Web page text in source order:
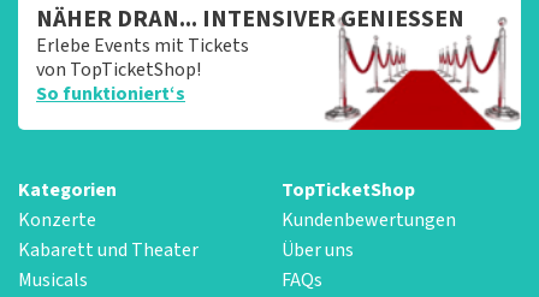
NÄHER DRAN... INTENSIVER GENIESSEN
Erlebe Events mit Tickets
von TopTicketShop!
So funktioniert‘s
Kategorien
Konzerte
Kabarett und Theater
Musicals
TopTicketShop
Kundenbewertungen
Über uns
FAQs